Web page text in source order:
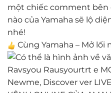
một chiếc comment bên
nào của Yamaha sẽ lộ
nhé!
Cùng Yamaha – Mở lối